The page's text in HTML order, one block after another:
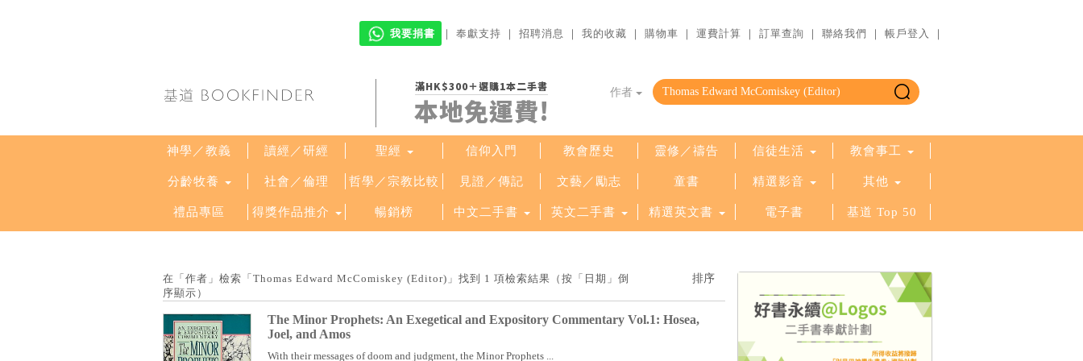
我要捐書 ｜ 奉獻支持 ｜ 招聘消息 ｜ 我的收藏 ｜ 購物車 ｜ 運費計算 ｜ 訂單查詢 ｜ 聯絡我們 ｜ 帳戶登入 ｜
滿HK$300＋選購1本二手書
本地免運費!
作者
神學／教義 讀經／研經 聖經 信仰入門 教會歷史 靈修／禱告 信徒生活 教會事工
分齡牧養 社會／倫理 哲學／宗教比較 見證／傳記 文藝／勵志 童書 精選影音 其他
禮品專區 得獎作品推介 暢銷榜 中文二手書 英文二手書 精選英文書 電子書 基道 Top 50
在「作者」檢索「Thomas Edward McComiskey (Editor)」找到 1 項檢索結果（按「日期」倒
序顯示）
The Minor Prophets: An Exegetical and Expository Commentary Vol.1: Hosea,
Joel, and Amos
With their messages of doom and judgment, the Minor Prophets ...